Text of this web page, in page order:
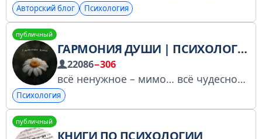
Авторский блог Психология
публичный
ГАРМОНИЯ ДУШИ | ПСИХОЛОГИЯ, МЫСЛИ , МОТИВАЦИЯ
22086−306
всё ненужное – мимо… всё чудесное – в душу...
Психология
публичный